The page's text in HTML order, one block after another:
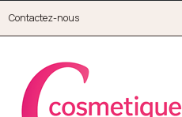
Contactez-nous